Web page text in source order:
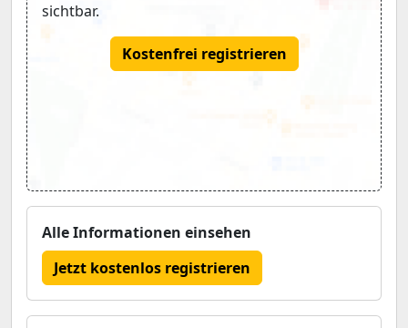
sichtbar.
Kostenfrei registrieren
Alle Informationen einsehen
Jetzt kostenlos registrieren